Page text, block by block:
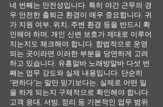
네 번째는 안전성입니다. 특히 야간 근무의 경
우 안전한 출퇴근 환경이 매우 중요합니다. 귀
가 지원 여부, 위치, 주변 환경 등을 반드시 확
인해야 하며, 개인 신변 보호가 제대로 이루어
지는지도 체크해야 합니다. 합법적으로 운영
되는 곳이라면 이러한 부분을 당연하게 고려
하고 있습니다. 유흥알바 노래방알바 다섯 번
째는 업무 강도와 실제 내용입니다. 단순히
“편하다”는 말만 믿기보다는, 실제로 어떤 일
을 하게 되는지 구체적으로 확인해야 합니다.
고객 응대, 서빙, 정리 등 기본적인 업무 범위